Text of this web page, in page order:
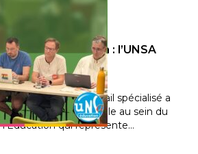
de l’éducation : l’UNSA
les lignes
un groupe de travail spécialisé a
écologique de l’Ecole au sein du
qui représente…